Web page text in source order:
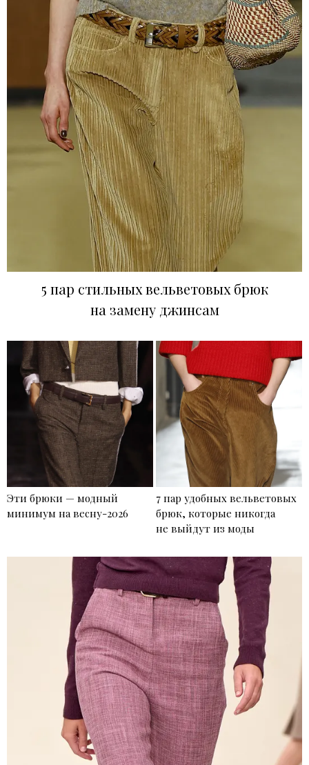
5 пар стильных вельветовых брюк
на замену джинсам
Эти брюки — модный
минимум на весну-2026
7 пар удобных вельветовых
брюк, которые никогда
не выйдут из моды